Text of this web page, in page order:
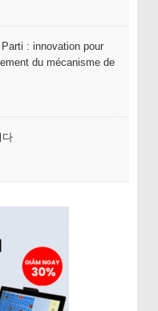
: innovation pour
du mécanisme de
다